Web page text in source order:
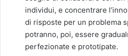
individui, e concentrare
di risposte per un problema
potranno, poi, essere
perfezionate e prototipate.